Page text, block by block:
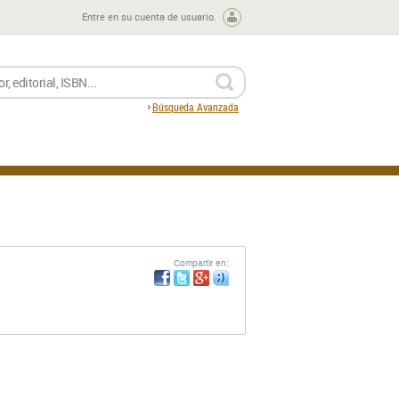
Entre en su cuenta de usuario.
Búsqueda Avanzada
Compartir en: